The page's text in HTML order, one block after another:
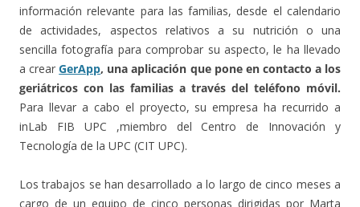
información relevante para las familias, desde el calendario
de actividades, aspectos relativos a su nutrición o una
sencilla fotografía para comprobar su aspecto, le ha llevado
a crear GerApp, una aplicación que pone en contacto a los
geriátricos con las familias a través del teléfono móvil.
Para llevar a cabo el proyecto, su empresa ha recurrido a
inLab FIB UPC ,miembro del Centro de Innovación y
Tecnología de la UPC (CIT UPC).
Los trabajos se han desarrollado a lo largo de cinco meses a
cargo de un equipo de cinco personas dirigidas por Marta